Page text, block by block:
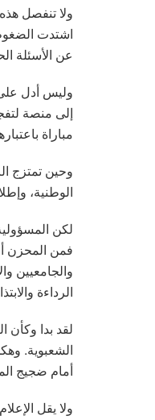
ولا تنفصل
اشتدت الضغوط
عن الأسئلة
وليس أدل
إلى منصة
مباراة
وحين تمتزج
الوطنية،
لكن
فمن المحزن
والجامعيين
الرداءة
لقد بدا
الشعبوية.
أمام ضجيج
ولا يقل